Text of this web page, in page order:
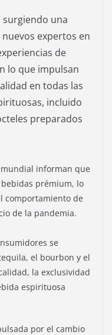
surgiendo una
expertos en
de
lo que impulsan
en todas las
incluido
preparados
informan que
prémium, lo
comportamiento de
de la pandemia.
se
el bourbon y el
la exclusividad
espirituosa
por el cambio